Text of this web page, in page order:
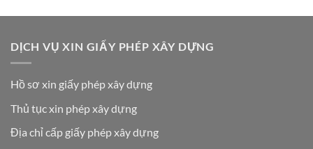
DỊCH VỤ XIN GIẤY PHÉP XÂY DỰNG
Hồ sơ xin giấy phép xây dựng
Thủ tục xin phép xây dựng
Địa chỉ cấp giấy phép xây dựng